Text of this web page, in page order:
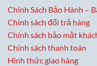
Chính Sách Bảo Hành –
Chính sách đổi trả hàng
Chính sách bảo mật
Chính sách thanh toán
Hình thức giao hàng